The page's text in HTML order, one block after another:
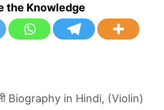
the Knowledge
Biography in Hindi, (Violin)